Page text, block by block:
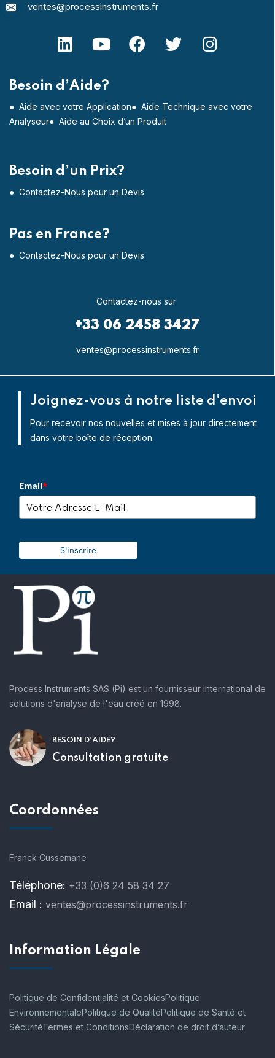
ventes@processinstruments.fr
Besoin d’Aide?
● Aide avec votre Application● Aide Technique avec votre
Analyseur● Aide au Choix d’un Produit
Besoin d’un Prix?
● Contactez-Nous pour un Devis
Pas en France?
● Contactez-Nous pour un Devis
Contactez-nous sur
+33 06 2458 3427
ventes@processinstruments.fr
Joignez-vous à notre liste d'envoi
Pour recevoir nos nouvelles et mises à jour directement
dans votre boîte de réception.
Email*
S'inscrire
Process Instruments SAS (Pi) est un fournisseur international de
solutions d'analyse de l'eau créé en 1998.
BESOIN D'AIDE?
Consultation gratuite
Coordonnées
Franck Cussemane
Téléphone: +33 (0)6 24 58 34 27
Email : ventes@processinstruments.fr
Information Légale
Politique de Confidentialité et CookiesPolitique
EnvironnementalePolitique de QualitéPolitique de Santé et
SécuritéTermes et ConditionsDéclaration de droit d’auteur